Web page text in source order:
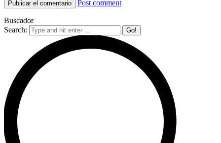
Post comment
Buscador
Search: